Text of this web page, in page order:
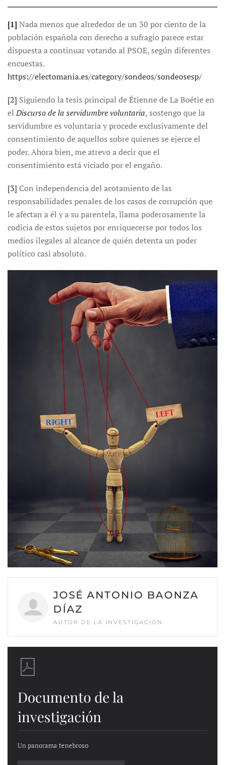
[1] Nada menos que alrededor de un 30 por ciento de la
población española con derecho a sufragio parece estar
dispuesta a continuar votando al PSOE, según diferentes
encuestas.
https://electomania.es/category/sondeos/sondeosesp/
[2] Siguiendo la tesis principal de Étienne de La Boétie en
elDiscurso de la servidumbre voluntaria, sostengo que la
servidumbre es voluntaria y procede exclusivamente del
consentimiento de aquellos sobre quienes se ejerce el
poder. Ahora bien, me atrevo a decir que el
consentimiento está viciado por el engaño.
[3] Con independencia del acotamiento de las
responsabilidades penales de los casos de corrupción que
le afectan a él y a su parentela, llama poderosamente la
codicia de estos sujetos por enriquecerse por todos los
medios ilegales al alcance de quién detenta un poder
político casi absoluto.
JOSÉ ANTONIO BAONZA
DÍAZ
AUTOR DE LA INVESTIGACIÓN
Documento de la
investigación
Un panorama tenebroso